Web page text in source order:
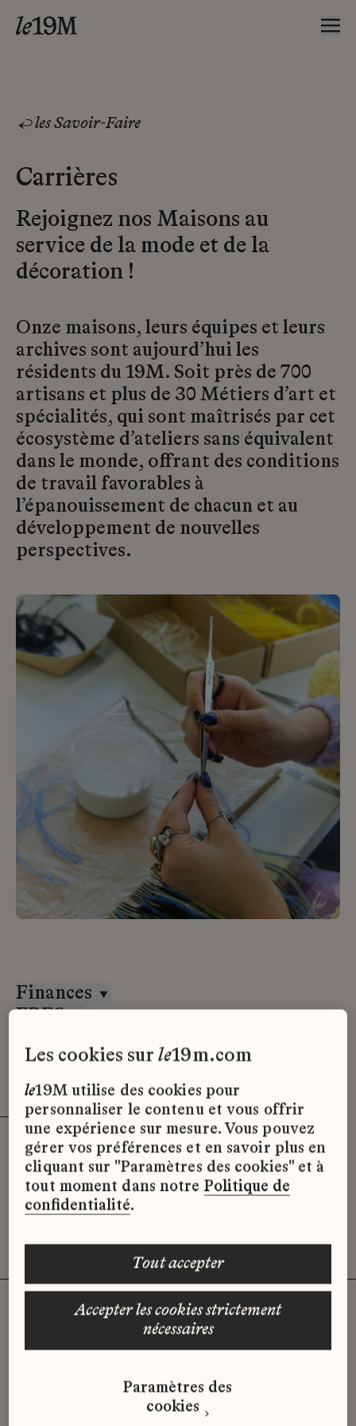
les Savoir-Faire
Carrières
Rejoignez nos Maisons au
service de la mode et de la
décoration !
Onze maisons, leurs équipes et leurs
archives sont aujourd’hui les
résidents du 19M. Soit près de 700
artisans et plus de 30 Métiers d’art et
spécialités, qui sont maîtrisés par cet
écosystème d’ateliers sans équivalent
dans le monde, offrant des conditions
de travail favorables à
l’épanouissement de chacun et au
développement de nouvelles
perspectives.
Finances
ERES
Désolé, il semble qu’il n’y ait pas
d’offres d’emploi disponibles pour le
moment.
Vous n'avez pas trouvé d'offre
qui correspond à votre profil ?
Envoyez-nous votre candidature
les cookies surle19m.com
le19M utilise des cookies pour
personnaliser le contenu et vous offrir
une expérience sur mesure. Vous pouvez
gérer vos préférences et en savoir plus en
cliquant sur "Paramètres des cookies" et à
tout moment dans notre Politique de
confidentialité.
accepter les cookies strictement
nécessaires
tout accepter
Paramètres des
cookies